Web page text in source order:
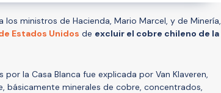
los ministros de Hacienda, Mario Marcel, y de Minería,
Estados Unidos de excluir el cobre chileno de la
la Casa Blanca fue explicada por Van Klaveren,
básicamente minerales de cobre, concentrados,